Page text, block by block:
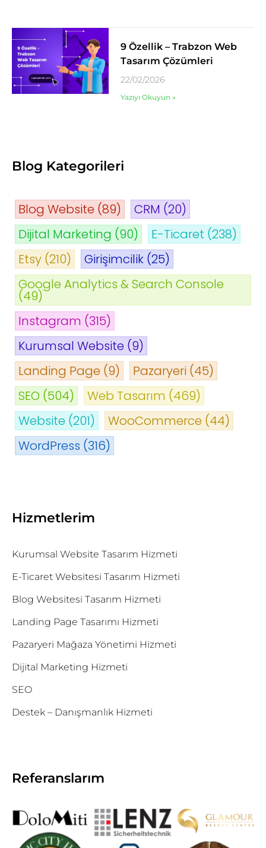
9 Özellik – Trabzon Web
Tasarım Çözümleri
22/02/2026
Yazıyı Okuyun »
Blog Kategorileri
Blog Website (89) CRM (20)
Dijital Marketing (90) E-Ticaret (238)
Etsy (210) Girişimcilik (25)
Google Analytics & Search Console
(49)
Instagram (315)
Kurumsal Website (9)
Landing Page (9) Pazaryeri (45)
SEO (504) Web Tasarım (469)
Website (201) WooCommerce (44)
WordPress (316)
Hizmetlerim
Kurumsal Website Tasarım Hizmeti
E-Ticaret Websitesi Tasarım Hizmeti
Blog Websitesi Tasarım Hizmeti
Landing Page Tasarımı Hizmeti
Pazaryeri Mağaza Yönetimi Hizmeti
Dijital Marketing Hizmeti
SEO
Destek – Danışmanlık Hizmeti
Referanslarım